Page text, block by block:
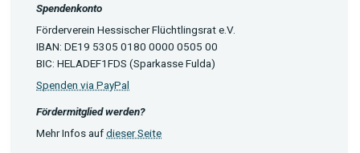
Spendenkonto
Förderverein Hessischer Flüchtlingsrat e.V.
IBAN: DE19 5305 0180 0000 0505 00
BIC: HELADEF1FDS (Sparkasse Fulda)
Spenden via PayPal
Fördermitglied werden?
Mehr Infos aufdieser Seite